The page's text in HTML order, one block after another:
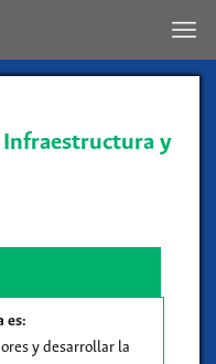
Infraestructura y
es:
y desarrollar la